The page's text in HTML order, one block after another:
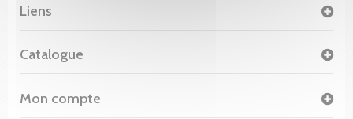
Liens
Catalogue
Mon compte